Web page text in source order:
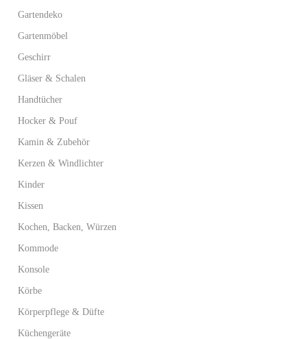
Gartendeko
Gartenmöbel
Geschirr
Gläser & Schalen
Handtücher
Hocker & Pouf
Kamin & Zubehör
Kerzen & Windlichter
Kinder
Kissen
Kochen, Backen, Würzen
Kommode
Konsole
Körbe
Körperpflege & Düfte
Küchengeräte